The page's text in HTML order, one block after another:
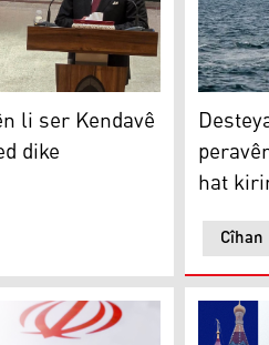
Mihemmed Bidêwî
li ser Kendavê
dike
Cîhan
hat